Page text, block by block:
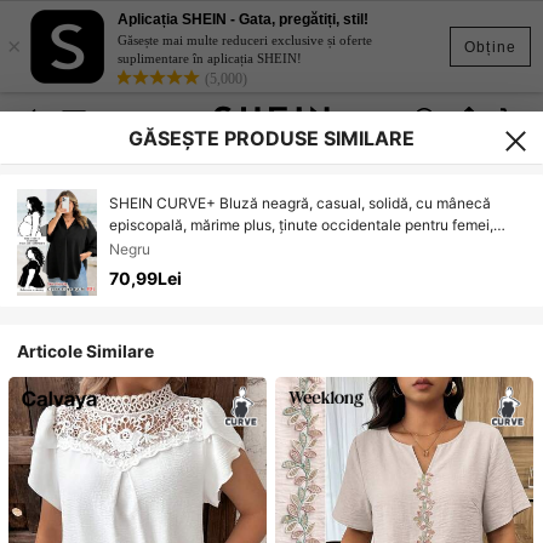
Obține
×
Aplicația SHEIN - Gata, pregătiți, stil!
Găsește mai multe reduceri exclusive și oferte
suplimentare în aplicația SHEIN!
(5,000)
GĂSEȘTE PRODUSE SIMILARE
SHEIN CURVE+ Bluză neagră, casual, solidă, cu mânecă
episcopală, mărime plus, ținute occidentale pentru femei,
boho, hippie, cowgirl, boem, Old Money, vară, concert,
festival rave, vară boho, Old Money, vară, vacanță de
primăvară, festival rave, vacanță de primăvară/2026/Anul
Negru
70,99Lei
Articole Similare